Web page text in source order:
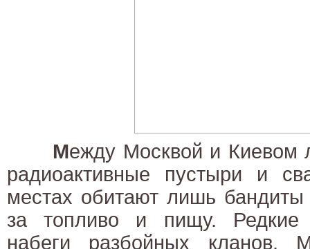
Между Москвой и Киевом
радиоактивные пустыри и
местах обитают лишь
за топливо и пищу.
набеги разбойных кланов.